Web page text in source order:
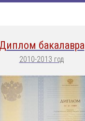
Диплом бакалавра
2010-2013 год